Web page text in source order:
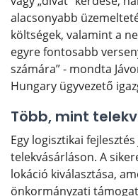
alacsonyabb
költségek, valamint a
egyre fontosabb
számára” - mondta
Hungary ügyvezető
Több, mint
Egy logisztikai
telekvásárláson. A
lokáció kiválasztása,
önkormányzati